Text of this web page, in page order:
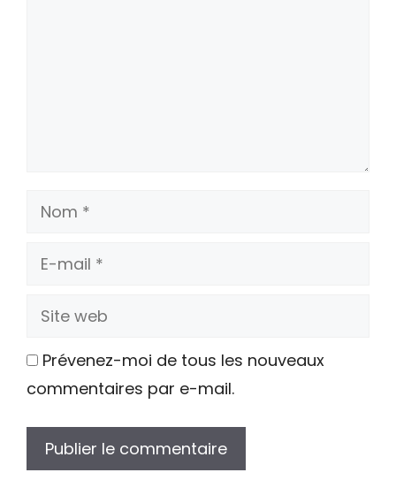
Nom
E-
Site
Prévenez-moi de tous les nouveaux
commentaires par e-mail.